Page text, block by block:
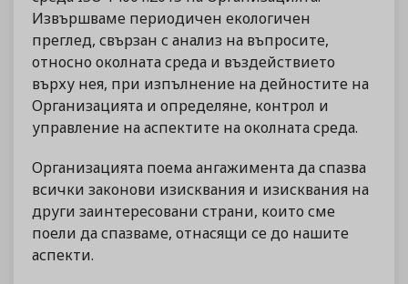
Извършваме периодичен екологичен
преглед, свързан с анализ на въпросите,
относно околната среда и въздействието
върху нея, при изпълнение на дейностите на
Организацията и определяне, контрол и
управление на аспектите на околната среда.
Организацията поема ангажимента да спазва
всички законови изисквания и изисквания на
други заинтересовани страни, които сме
поели да спазваме, отнасящи се до нашите
аспекти.